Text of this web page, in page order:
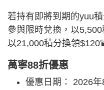
若持有即將到期的yuu
參與限時兌換，以
以21,000積分換領$120
萬寧88折優惠
優惠日期： 2026年